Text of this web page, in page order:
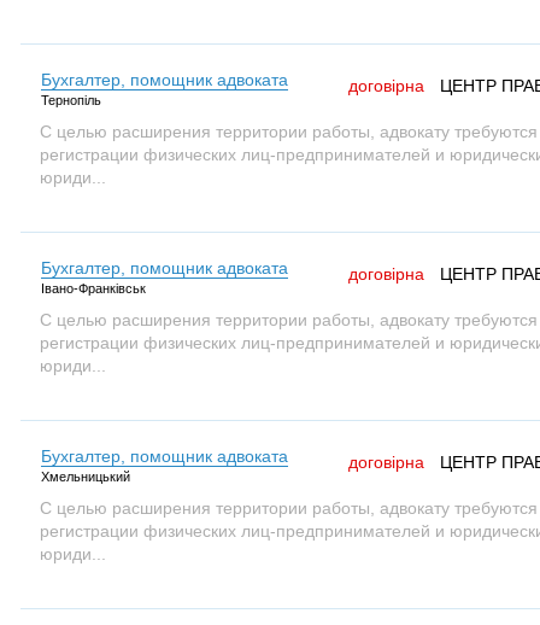
Бухгалтер, помощник адвоката
Тернопіль
договірна ЦЕНТР
С целью расширения территории работы, адвокату
регистрации физических лиц-предпринимателей и
юриди...
Бухгалтер, помощник адвоката
Івано-Франківськ
договірна ЦЕНТР
С целью расширения территории работы, адвокату
регистрации физических лиц-предпринимателей и
юриди...
Бухгалтер, помощник адвоката
Хмельницький
договірна ЦЕНТР
С целью расширения территории работы, адвокату
регистрации физических лиц-предпринимателей и
юриди...